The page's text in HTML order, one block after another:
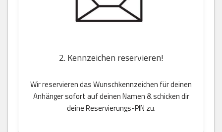
2. Kennzeichen reservieren!
Wir reservieren das Wunschkennzeichen für deinen
Anhänger sofort auf deinen Namen & schicken dir
deine Reservierungs-PIN zu.